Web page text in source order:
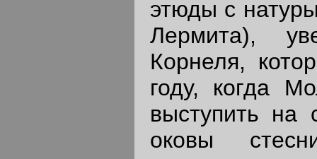
этюды с
Лермита),
Корнеля,
году, когда
выступить на
оковы